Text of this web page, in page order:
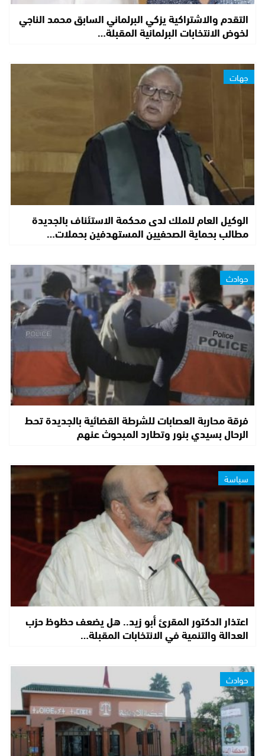
التقدم والاشتراكية يزكي البرلماني السابق محمد الناجي
لخوض الانتخابات البرلمانية المقبلة…
جهات
الوكيل العام للملك لدى محكمة الاستئناف بالجديدة
مطالب بحماية الصحفيين المستهدفين بحملات…
حوادث
فرقة محاربة العصابات للشرطة القضائية بالجديدة تحط
الرحال بسيدي بنور وتطارد المبحوث عنهم
سياسة
اعتذار الدكتور المقرئ أبو زيد.. هل يضعف حظوظ حزب
العدالة والتنمية في الانتخابات المقبلة…
حوادث